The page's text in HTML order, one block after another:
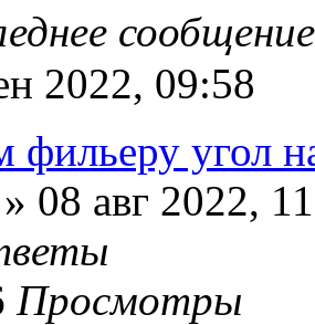
2022, 09:58
фильеру угол
» 08 авг 2022,
Просмотры